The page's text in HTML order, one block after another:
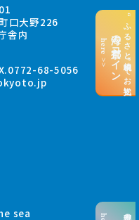
“ふるさと納税”でお支払い
海の京都コイン
here >>
口大野226
舎内
68-5056
sea